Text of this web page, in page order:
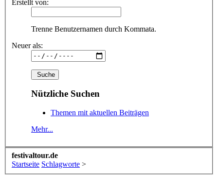
Erstellt von:
Trenne Benutzernamen durch Kommata.
Neuer als:
Nützliche Suchen
Themen mit aktuellen Beiträgen
Mehr...
festivaltour.de
Startseite Schlagworte >